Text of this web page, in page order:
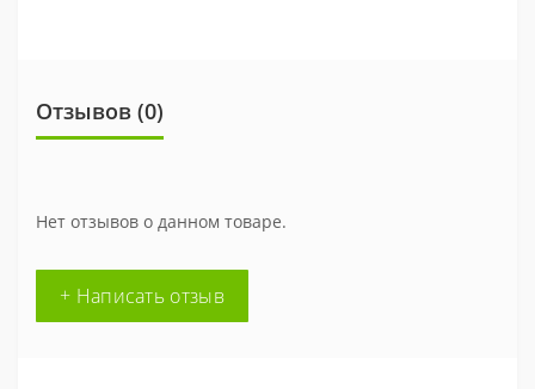
Отзывов (0)
Нет отзывов о данном товаре.
+ Написать отзыв